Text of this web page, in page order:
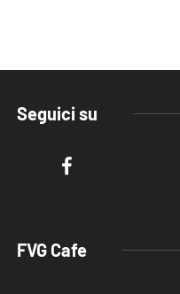
Seguici su
FVG Cafe